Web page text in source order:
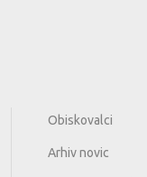
Obiskovalci
Arhiv novic